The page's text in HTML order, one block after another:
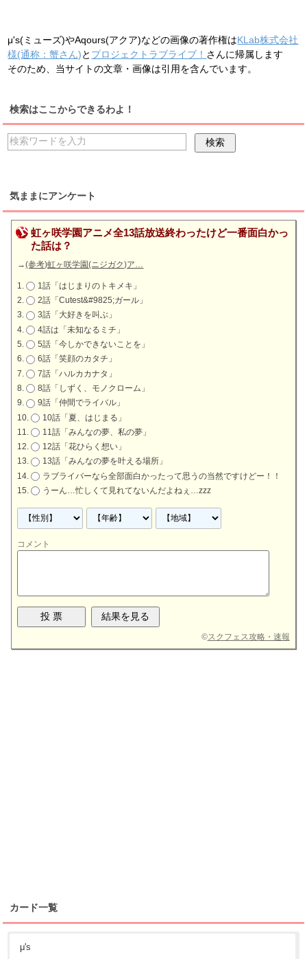
μ's(ミューズ)やAqours(アクア)などの画像の著作権はKLab株式会社
様(通称：蟹さん)と プロジェクトラブライブ！ さんに帰属します
そのため、当サイトの文章・画像は引用を含んでいます。
検索はここからできるわよ！
気ままにアンケート
虹ヶ咲学園アニメ全13話放送終わったけど一番面白かっ
た話は？
→(参考)虹ヶ咲学園(ニジガク)ア…
1話「はじまりのトキメキ」
2話「Cutest&#9825;ガール」
3話「大好きを叫ぶ」
4話は「未知なるミチ」
5話「今しかできないことを」
6話「笑顔のカタチ」
7話「ハルカカナタ」
8話「しずく、モノクローム」
9話「仲間でライバル」
10話「夏、はじまる」
11話「みんなの夢、私の夢」
12話「花ひらく想い」
13話「みんなの夢を叶える場所」
ラブライバーなら全部面白かったって思うの当然ですけどー！！
うーん…忙しくて見れてないんだよねぇ…zzz
コメント
©スクフェス攻略・速報
カード一覧
μ's